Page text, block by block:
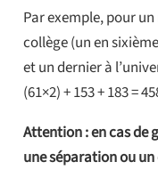
Par exemple, pour
collège (un en
et un dernier à
(61×2) + 153 + 183 =
Attention : en cas de
une séparation ou